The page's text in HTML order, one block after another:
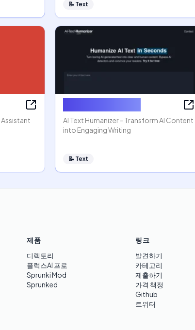
📝 Text
Assistant
AI Text Humanizer - Transform AI Content
into Engaging Writing
📝 Text
제품
디렉토리
플럭스AI 프로
Sprunki Mod
Sprunked
링크
발견하기
카테고리
제출하기
가격 책정
Github
트위터